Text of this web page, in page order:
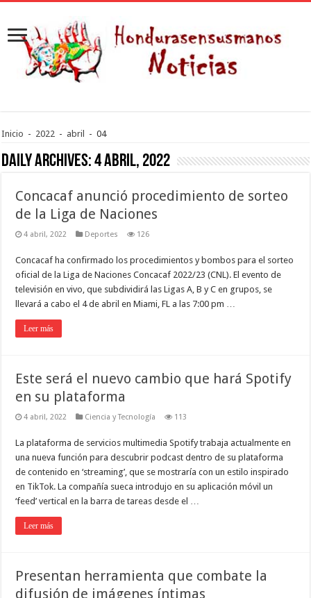
Inicio - 2022 - abril - 04
Daily Archives:4 abril, 2022
Concacaf anunció procedimiento de sorteo
de la Liga de Naciones
4 abril, 2022 Deportes 126
Concacaf ha confirmado los procedimientos y bombos para el sorteo
oficial de la Liga de Naciones Concacaf 2022/23 (CNL). El evento de
televisión en vivo, que subdividirá las Ligas A, B y C en grupos, se
llevará a cabo el 4 de abril en Miami, FL a las 7:00 pm …
Leer más
Este será el nuevo cambio que hará Spotify
en su plataforma
4 abril, 2022 Ciencia y Tecnología 113
La plataforma de servicios multimedia Spotify trabaja actualmente en
una nueva función para descubrir podcast dentro de su plataforma
de contenido en ‘streaming’, que se mostraría con un estilo inspirado
en TikTok. La compañía sueca introdujo en su aplicación móvil un
‘feed’ vertical en la barra de tareas desde el …
Leer más
Presentan herramienta que combate la
difusión de imágenes íntimas